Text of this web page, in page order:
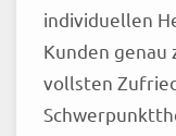
individuellen
Kunden genau
vollsten